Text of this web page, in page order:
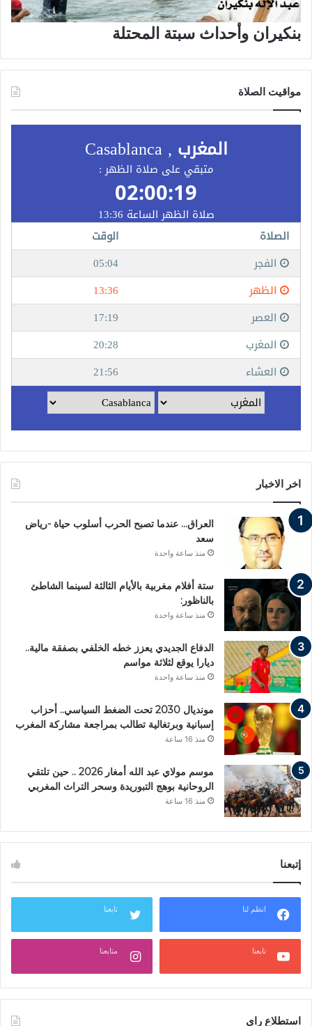
بنكيران وأحداث سبتة المحتلة
مواقيت الصلاة
اخر الاخبار
العراق… عندما تصبح الحرب أسلوب حياة -رياض
سعد
منذ ساعة واحدة
ستة أفلام مغربية بالأيام الثالثة لسينما الشاطئ
بالناظور:
منذ ساعة واحدة
الدفاع الجديدي يعزز خطه الخلفي بصفقة مالية..
ديارا يوقع لثلاثة مواسم
منذ ساعة واحدة
مونديال 2030 تحت الضغط السياسي.. أحزاب
إسبانية وبرتغالية تطالب بمراجعة مشاركة المغرب
منذ 16 ساعة
موسم مولاي عبد الله أمغار 2026 .. حين تلتقي
الروحانية بوهج التبوريدة وسحر التراث المغربي
منذ 16 ساعة
إتبعنا
انظم لنا تابعنا
تابعنا متابعنا
استطلاع راي